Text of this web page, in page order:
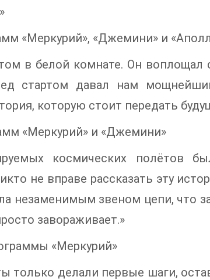
«Меркурий», «Джемини» и
в белой комнате. Он воплощал
стартом давал нам
которую стоит передать
«Меркурий» и «Джемини»
космических полётов
не вправе рассказать эту
незаменимым звеном цепи, что
завораживает.»
«Меркурий»
только делали первые шаги,